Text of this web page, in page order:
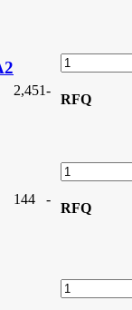
2,451-
RFQ
144 -
RFQ